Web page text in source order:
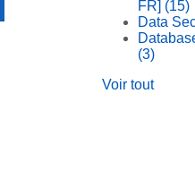
FR] (15)
Data
(3)
Voir tout